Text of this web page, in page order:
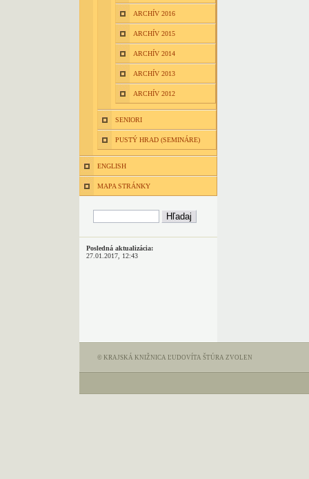
ARCHÍV 2016
ARCHÍV 2015
ARCHÍV 2014
ARCHÍV 2013
ARCHÍV 2012
SENIORI
PUSTÝ HRAD (SEMINÁRE)
ENGLISH
MAPA STRÁNKY
Posledná aktualizácia:
27.01.2017, 12:43
© KRAJSKÁ KNIŽNICA ĽUDOVÍTA ŠTÚRA ZVOLEN